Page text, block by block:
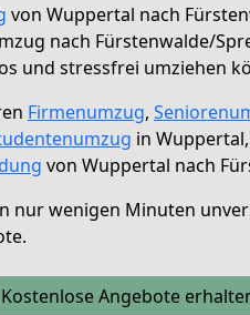
von Wuppertal nach
nach Fürstenwalde/
und stressfrei umziehen
Firmenumzug,
in Wuppertal,
von Wuppertal nach
nur wenigen Minuten
Kostenlose Angebote